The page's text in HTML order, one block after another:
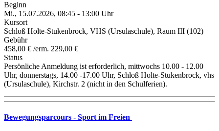
Beginn
Mi., 15.07.2026, 08:45 - 13:00 Uhr
Kursort
Schloß Holte-Stukenbrock, VHS (Ursulaschule), Raum III (102)
Gebühr
458,00 € /erm. 229,00 €
Status
Persönliche Anmeldung ist erforderlich, mittwochs 10.00 - 12.00
Uhr, donnerstags, 14.00 -17.00 Uhr, Schloß Holte-Stukenbrock, vhs
(Ursulaschule), Kirchstr. 2 (nicht in den Schulferien).
Bewegungsparcours - Sport im Freien